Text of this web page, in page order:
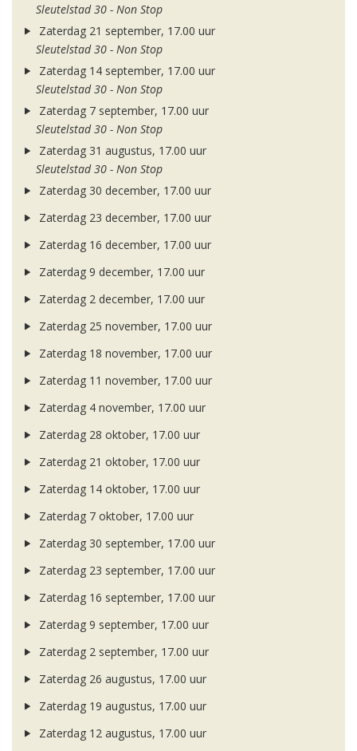
Sleutelstad 30 - Non Stop
Zaterdag 21 september, 17.00 uur
Sleutelstad 30 - Non Stop
Zaterdag 14 september, 17.00 uur
Sleutelstad 30 - Non Stop
Zaterdag 7 september, 17.00 uur
Sleutelstad 30 - Non Stop
Zaterdag 31 augustus, 17.00 uur
Sleutelstad 30 - Non Stop
Zaterdag 30 december, 17.00 uur
Zaterdag 23 december, 17.00 uur
Zaterdag 16 december, 17.00 uur
Zaterdag 9 december, 17.00 uur
Zaterdag 2 december, 17.00 uur
Zaterdag 25 november, 17.00 uur
Zaterdag 18 november, 17.00 uur
Zaterdag 11 november, 17.00 uur
Zaterdag 4 november, 17.00 uur
Zaterdag 28 oktober, 17.00 uur
Zaterdag 21 oktober, 17.00 uur
Zaterdag 14 oktober, 17.00 uur
Zaterdag 7 oktober, 17.00 uur
Zaterdag 30 september, 17.00 uur
Zaterdag 23 september, 17.00 uur
Zaterdag 16 september, 17.00 uur
Zaterdag 9 september, 17.00 uur
Zaterdag 2 september, 17.00 uur
Zaterdag 26 augustus, 17.00 uur
Zaterdag 19 augustus, 17.00 uur
Zaterdag 12 augustus, 17.00 uur